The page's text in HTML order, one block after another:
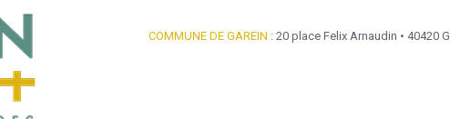
COMMUNE DE GAREIN : 20 place Felix Arnaudin • 40420